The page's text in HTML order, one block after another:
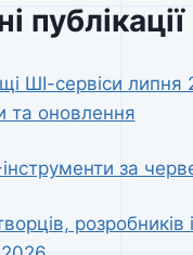
публікації
ШІ-сервіси липня
та оновлення
за
розробників